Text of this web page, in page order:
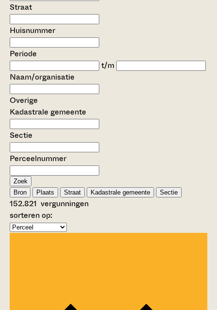
Straat
Huisnummer
Periode
t/m
Naam/organisatie
Overige
Kadastrale gemeente
Sectie
Perceelnummer
Zoek
Bron
Plaats Straat Kadastrale gemeente Sectie
152.821 vergunningen
sorteren op: